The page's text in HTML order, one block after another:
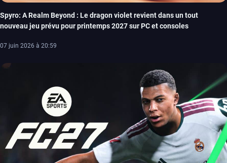
Spyro: A Realm Beyond : Le dragon violet revient dans un tout
nouveau jeu prévu pour printemps 2027 sur PC et consoles
07 juin 2026 à 20:59